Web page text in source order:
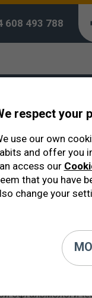
608 493 788
это
аметропии и
respect your
use our own
and offer you
access our
that you have
change your